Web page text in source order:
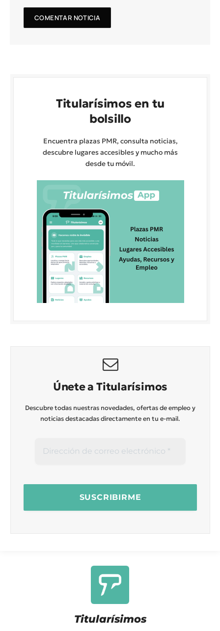
Titularísimos en tu
bolsillo
Encuentra plazas PMR, consulta noticias,
descubre lugares accesibles y mucho más
desde tu móvil.
Únete a Titularísimos
Descubre todas nuestras novedades, ofertas de empleo y
noticias destacadas directamente en tu e-mail.
Titularísimos